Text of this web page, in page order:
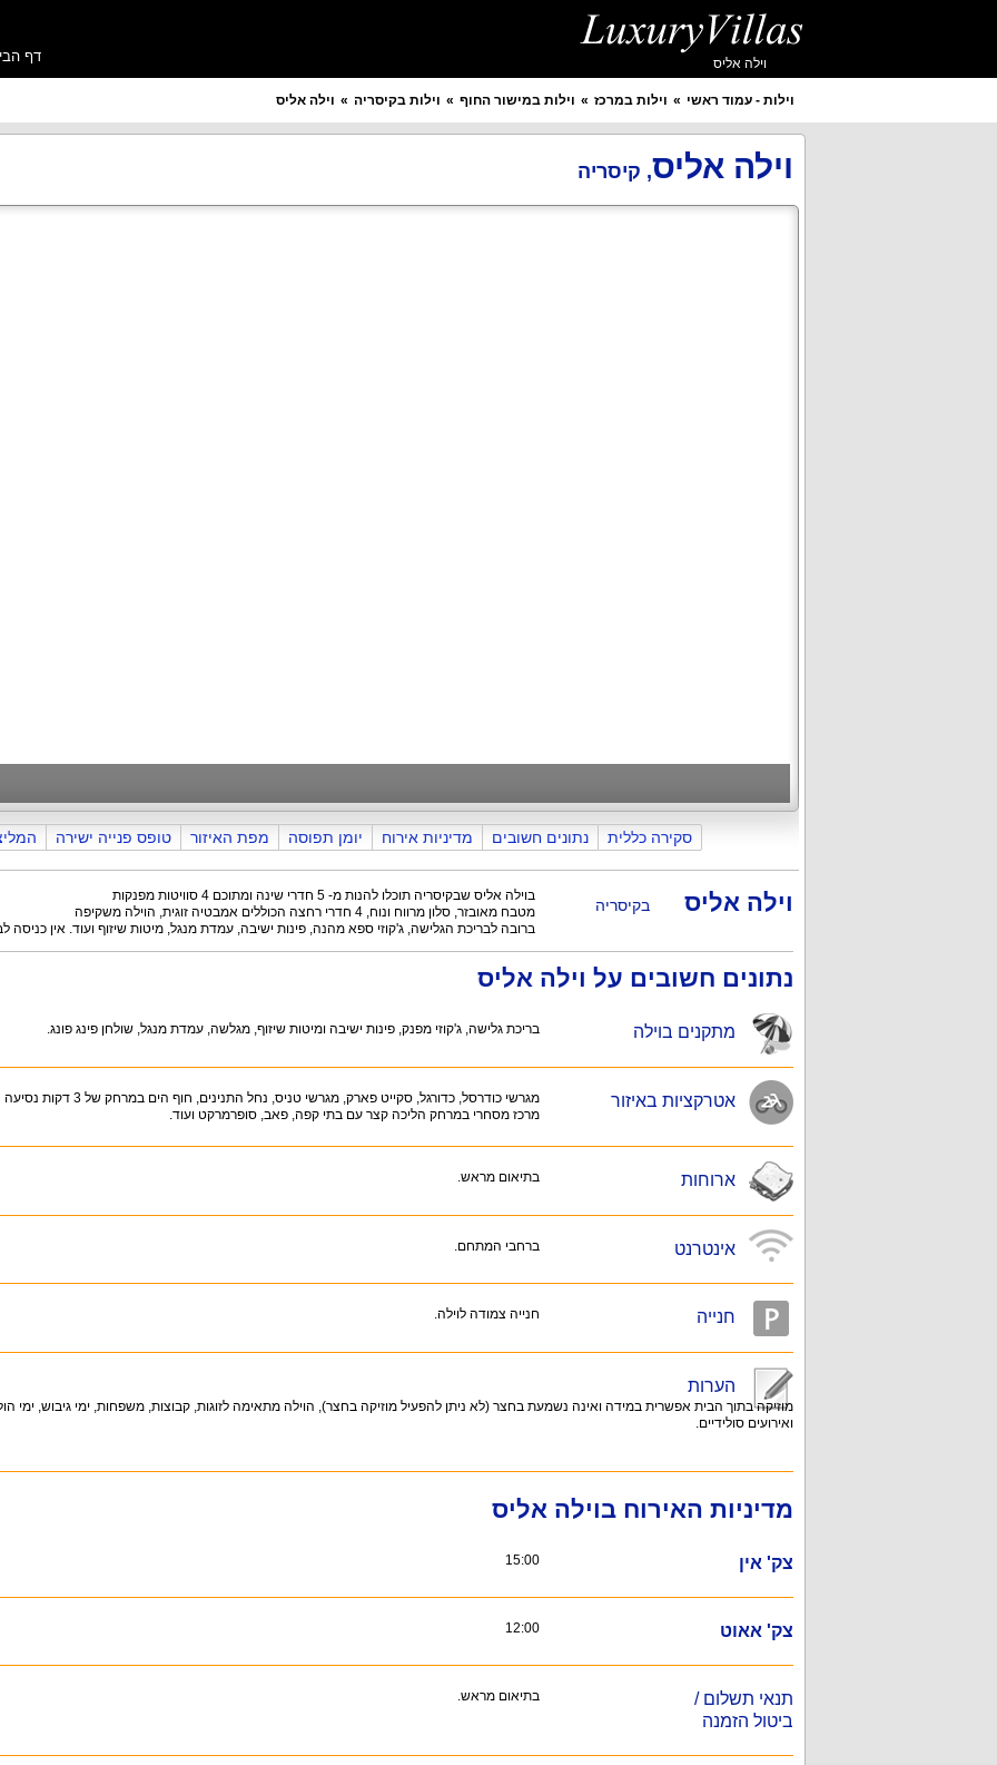
וילה אליס דף
וילות - עמוד ראשי וילות במרכז וילות במישור החוף וילות בקיסריה וילה אליס
איזור מבוקש
וילה אליס, קיסריה
סקירה כללית נתונים חשובים מדיניות אירוח יומן תפוסה מפת האיזור טופס פנייה ישירה
וילה אליס בקיסריה
בוילה אליס שבקיסריה תוכלו להנות מ- 5 חדרי שינה ומתוכם 4 סוויטות מפנקות
מטבח מאובזר, סלון מרווח ונוח, 4 חדרי רחצה הכוללים אמבטיה זוגית, הוילה משקיפה
ברובה לבריכת הגלישה, ג'קוזי ספא מהנה, פינות ישיבה, עמדת מנגל, מיטות שיזוף ועוד. אין כניסה
נתונים חשובים על וילה אליס
מתקנים בוילה בריכת גלישה, ג'קוזי מפנק, פינות ישיבה ומיטות שיזוף, מגלשה, עמדת מנגל, שולחן פינג פונג.
אטרקציות באיזור
מגרשי כודרסל, כדורגל, סקייט פארק, מגרשי טניס, נחל התנינים, חוף הים במרחק של 3 דקות נסיעה
מרכז מסחרי במרחק הליכה קצר עם בתי קפה, פאב, סופרמרקט ועוד.
ארוחות בתיאום מראש.
אינטרנט ברחבי המתחם.
חנייה חנייה צמודה לוילה.
הערות
מוזיקה בתוך הבית אפשרית במידה ואינה נשמעת בחצר (לא ניתן להפעיל מוזיקה בחצר), הוילה מתאימה לזוגות, קבוצות, משפחות, ימי גיבוש, ימי
ואירועים סולידיים.
מדיניות האירוח בוילה אליס
צק' אין 15:00
צק' אאוט 12:00
תנאי תשלום /
ביטול הזמנה
בתיאום מראש.